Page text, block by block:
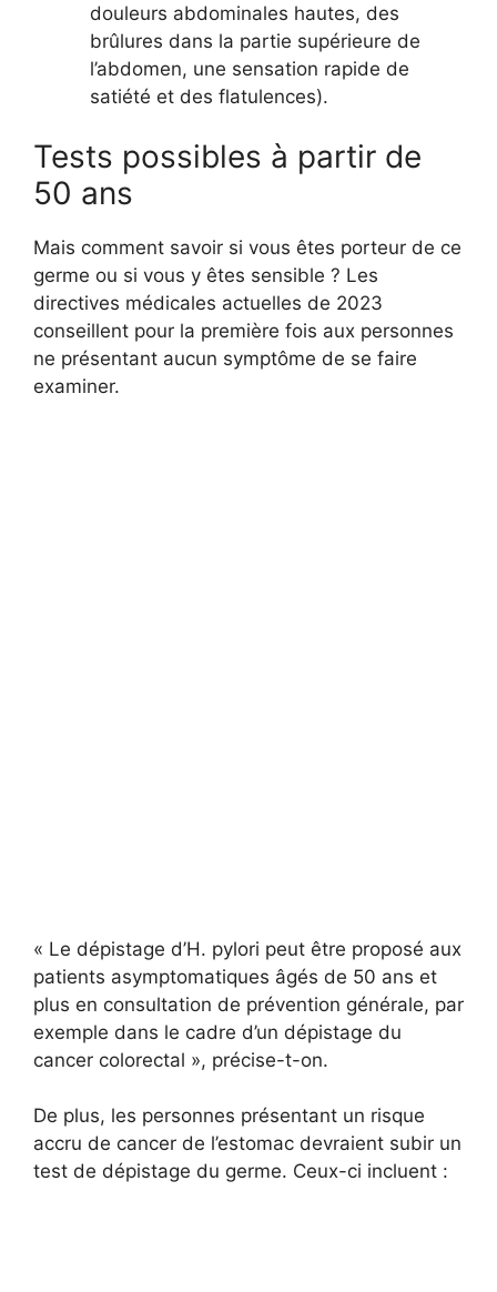
douleurs abdominales hautes, des
brûlures dans la partie supérieure de
l’abdomen, une sensation rapide de
satiété et des flatulences).
Tests possibles à partir de
50 ans
Mais comment savoir si vous êtes porteur de ce
germe ou si vous y êtes sensible ? Les
directives médicales actuelles de 2023
conseillent pour la première fois aux personnes
ne présentant aucun symptôme de se faire
examiner.
« Le dépistage d’H. pylori peut être proposé aux
patients asymptomatiques âgés de 50 ans et
plus en consultation de prévention générale, par
exemple dans le cadre d’un dépistage du
cancer colorectal », précise-t-on.
De plus, les personnes présentant un risque
accru de cancer de l’estomac devraient subir un
test de dépistage du germe. Ceux-ci incluent :